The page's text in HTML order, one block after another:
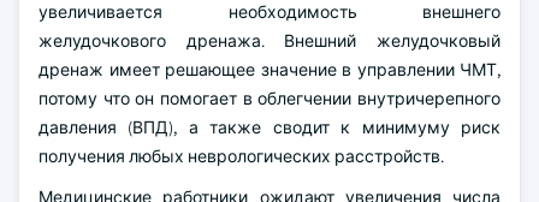
увеличивается необходимость внешнего
желудочкового дренажа. Внешний желудочковый
дренаж имеет решающее значение в управлении ЧМТ,
потому что он помогает в облегчении внутричерепного
давления (ВПД), а также сводит к минимуму риск
получения любых неврологических расстройств.
Медицинские работники ожидают увеличения числа